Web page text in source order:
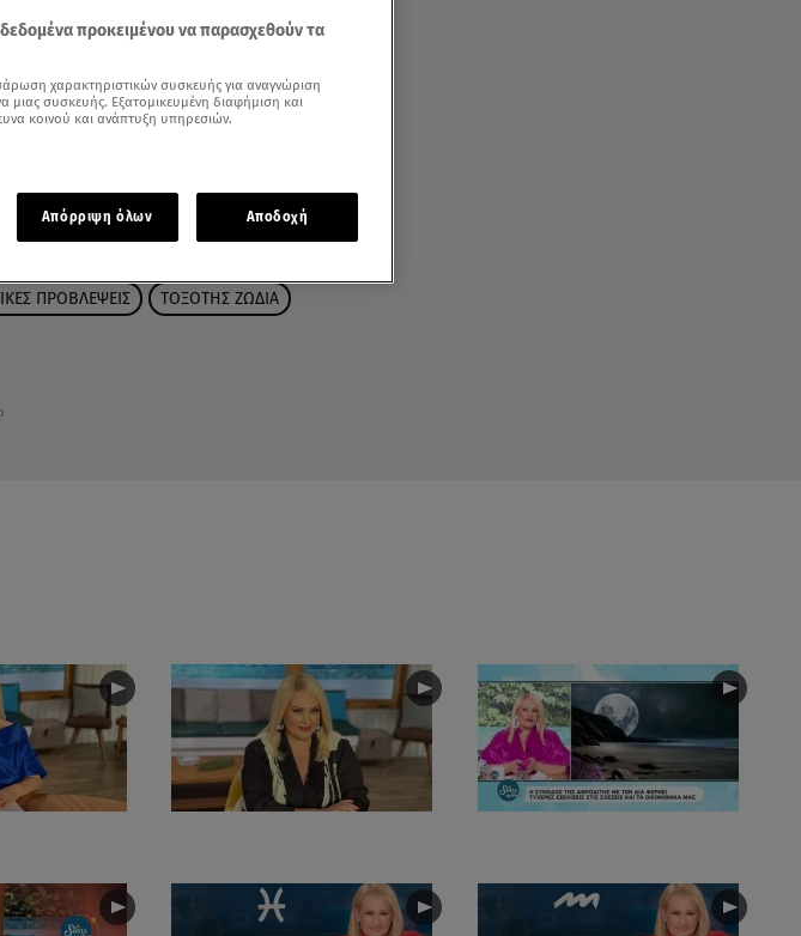
ΠΡΟΒΛΕΨΕΙΣ ΤΟΞΟΤΗΣ ΖΩΔΙΑ
προκειμένου να παρασχεθούν τα
χαρακτηριστικών συσκευής για αναγνώριση
συσκευής. Εξατομικευμένη διαφήμιση και
κοινού και ανάπτυξη υπηρεσιών.
Απόρριψη όλων Αποδοχή